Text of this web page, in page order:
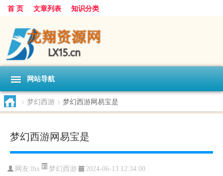
首 页 文章列表 知识分类
网站导航
> 梦幻西游 > 梦幻西游网易宝是
梦幻西游网易宝是
网友:lhx 梦幻西游 2024-06-13 12:34:00